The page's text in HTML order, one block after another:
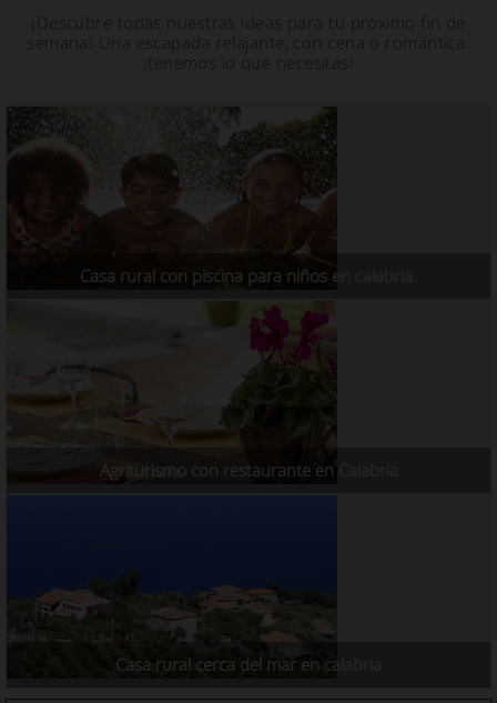
¡Descubre todas nuestras ideas para tu próximo fin de
semana! Una escapada relajante, con cena o romántica:
¡tenemos lo que necesitas!
Casa rural con piscina para niños en calabria.
Agriturismo con restaurante en Calabria
Casa rural cerca del mar en calabria